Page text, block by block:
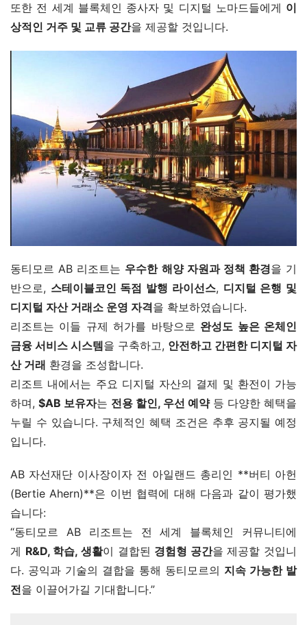
또한 전 세계 블록체인 종사자 및 디지털 노마드들에게 이
상적인 거주 및 교류 공간을 제공할 것입니다.
동티모르 AB 리조트는 우수한 해양 자원과 정책 환경을 기
반으로, 스테이블코인 독점 발행 라이선스, 디지털 은행 및
디지털 자산 거래소 운영 자격 을 확보하였습니다.
리조트는 이들 규제 허가를 바탕으로 완성도 높은 온체인
금융 서비스 시스템 을 구축하고, 안전하고 간편한 디지털 자
산 거래 환경을 조성합니다.
리조트 내에서는 주요 디지털 자산의 결제 및 환전이 가능
하며, $AB 보유자는 전용 할인, 우선 예약 등 다양한 혜택을
누릴 수 있습니다. 구체적인 혜택 조건은 추후 공지될 예정
입니다.
AB 자선재단 이사장이자 전 아일랜드 총리인 **버티 아헌
(Bertie Ahern)**은 이번 협력에 대해 다음과 같이 평가했
습니다:
“동티모르 AB 리조트는 전 세계 블록체인 커뮤니티에
게 R&D, 학습, 생활이 결합된 경험형 공간을 제공할 것입니
다. 공익과 기술의 결합을 통해 동티모르의 지속 가능한 발
전을 이끌어가길 기대합니다.”